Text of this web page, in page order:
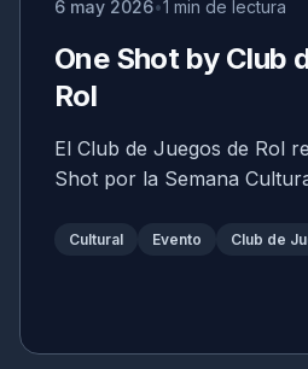
6 may 2026 1 min de lectura
One Shot by Club
Rol
El Club de Juegos de Rol
Shot por la Semana
Cultural Evento Club de